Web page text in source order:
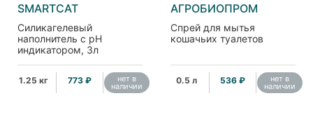
SMARTCAT
Силикагелевый
наполнитель с pH
индикатором, 3л
1.25 кг 773 ₽ нет в
наличии
АГРОБИОПРОМ
Спрей для мытья
кошачьих туалетов
0.5 л 536 ₽ нет в
наличии